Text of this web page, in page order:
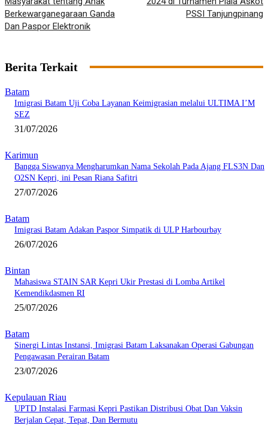
Berkewarganegaraan Ganda
Dan Paspor Elektronik
PSSI Tanjungpinang
Berita Terkait
Batam
Imigrasi Batam Uji Coba Layanan Keimigrasian melalui ULTIMA I’M
SEZ
31/07/2026
Karimun
Bangga Siswanya Mengharumkan Nama Sekolah Pada Ajang FLS3N Dan
O2SN Kepri, ini Pesan Riana Safitri
27/07/2026
Batam
Imigrasi Batam Adakan Paspor Simpatik di ULP Harbourbay
26/07/2026
Bintan
Mahasiswa STAIN SAR Kepri Ukir Prestasi di Lomba Artikel
Kemendikdasmen RI
25/07/2026
Batam
Sinergi Lintas Instansi, Imigrasi Batam Laksanakan Operasi Gabungan
Pengawasan Perairan Batam
23/07/2026
Kepulauan Riau
UPTD Instalasi Farmasi Kepri Pastikan Distribusi Obat Dan Vaksin
Berjalan Cepat, Tepat, Dan Bermutu